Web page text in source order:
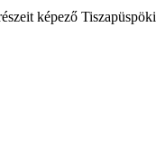
képező